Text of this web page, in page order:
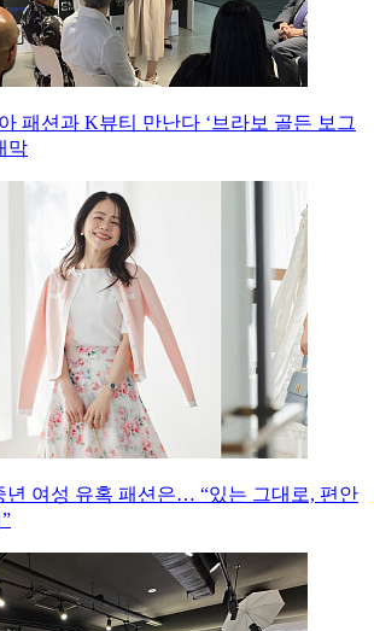
패션과 K뷰티 만난다 ‘브라보 골든 보그
막
년 여성 유혹 패션은… “있는 그대로, 편안